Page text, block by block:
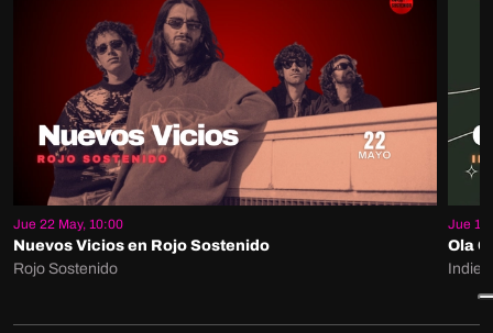
Jue 22 May, 10:00
Nuevos Vicios en Rojo Sostenido
Rojo Sostenido
Jue 15
Ola
Indie